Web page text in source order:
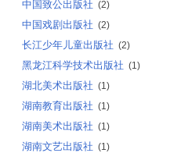
中国致公出版社 (2)
中国戏剧出版社 (2)
长江少年儿童出版社 (2)
黑龙江科学技术出版社 (1)
湖北美术出版社 (1)
湖南教育出版社 (1)
湖南美术出版社 (1)
湖南文艺出版社 (1)